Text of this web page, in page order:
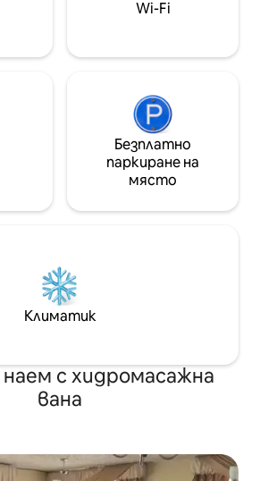
Wi-Fi
Безплатно
паркиране на
място
Климатик
с хидромасажна
вана